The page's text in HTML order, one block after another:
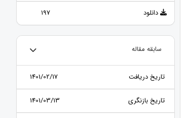
دانلود 197
سابقه مقاله
تاریخ دریافت 1401/02/17
تاریخ بازنگری 1401/03/13